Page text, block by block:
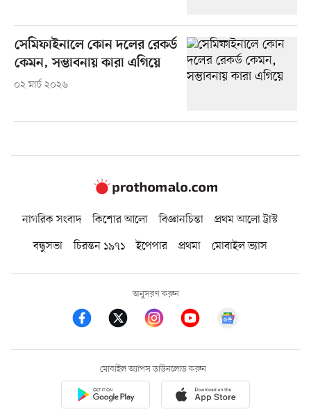
সেমিফাইনালে কোন দলের রেকর্ড
কেমন, সম্ভাবনায় কারা এগিয়ে
০২ মার্চ ২০২৬
নাগরিক সংবাদ কিশোর আলো বিজ্ঞানচিন্তা
প্রথম আলো ট্রাস্ট
বন্ধুসভা
চিরন্তন ১৯৭১ ইপেপার প্রথমা মোবাইল ভ্যাস
অনুসরণ করুন
মোবাইল অ্যাপস ডাউনলোড করুন